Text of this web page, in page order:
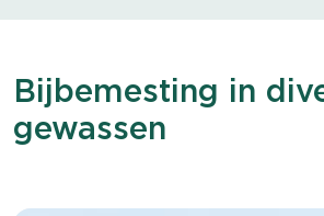
Bijbemesting in
gewassen